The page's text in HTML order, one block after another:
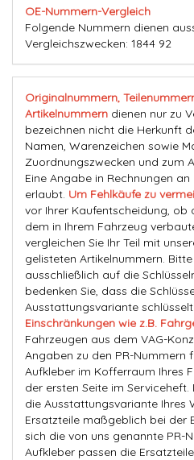
OE-Nummern-Vergleich
Folgende Nummern dienen
Vergleichszwecken: 1844 92
Originalnummern,
Artikelnummern dienen nur zu
bezeichnen nicht die Herkunft
Namen, Warenzeichen sowie
Zuordnungszwecken und zum
Eine Angabe in Rechnungen
erlaubt. Um Fehlkäufe zu
vor Ihrer Kaufentscheidung,
dem in Ihrem Fahrzeug
vergleichen Sie Ihr Teil mit
gelisteten Artikelnummern.
ausschließlich auf die
bedenken Sie, dass die
Ausstattungsvariante
Einschränkungen wie z.B.
Fahrzeugen aus dem VAG-
Angaben zu den PR-Nummern
Aufkleber im Kofferraum Ihres
der ersten Seite im
die Ausstattungsvariante Ihres
Ersatzteile maßgeblich bei der
sich die von uns genannte PR-
Aufkleber passen die